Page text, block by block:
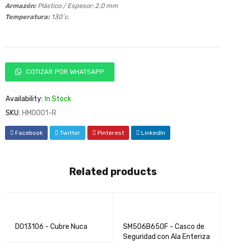
Armazón:Plástico / Espesor: 2.0 mm
Temperatura:130˚c.
COTIZAR POR WHATSAPP
Availability: In Stock
SKU: HM0001-R
Facebook Twitter Pinterest LinkedIn
Related products
D013106 - Cubre Nuca
SM506B650F - Casco de
Seguridad con Ala Enteriza